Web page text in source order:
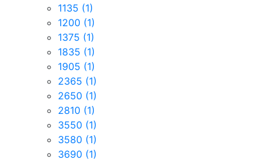
1135 (1)
1200 (1)
1375 (1)
1835 (1)
1905 (1)
2365 (1)
2650 (1)
2810 (1)
3550 (1)
3580 (1)
3690 (1)